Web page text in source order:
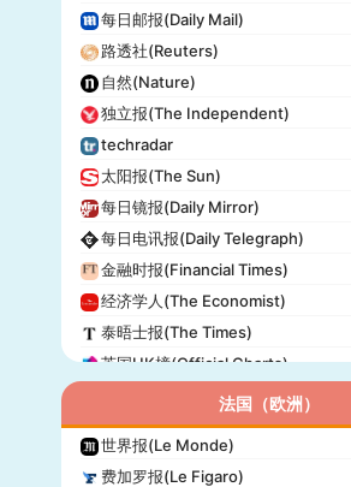
每日邮报(Daily Mail)
路透社(Reuters)
自然(Nature)
独立报(The Independent)
techradar
太阳报(The Sun)
每日镜报(Daily Mirror)
每日电讯报(Daily Telegraph)
金融时报(Financial Times)
经济学人(The Economist)
泰晤士报(The Times)
英国UK榜(Official Charts)
法国（欧洲）
世界报(Le Monde)
费加罗报(Le Figaro)